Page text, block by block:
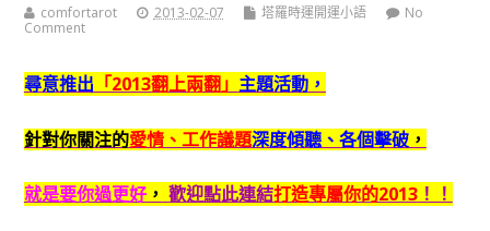
comfortarot 2013-02-07 塔羅時運開運小語
No
Comment
尋意推出 「2013翻上兩翻」 主題活動，
針對你關注的愛情、工作議題深度傾聽、各個擊破，
就是要你過更好， 歡迎點此連結打造專屬你的2013！！